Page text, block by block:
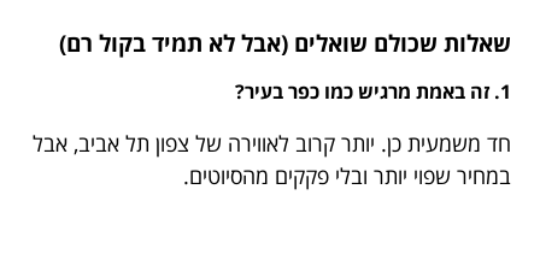
שאלות שכולם שואלים (אבל לא תמיד בקול רם)
1. זה באמת מרגיש כמו כפר בעיר?
חד משמעית כן. יותר קרוב לאווירה של צפון תל אביב, אבל
במחיר שפוי יותר ובלי פקקים מהסיוטים.